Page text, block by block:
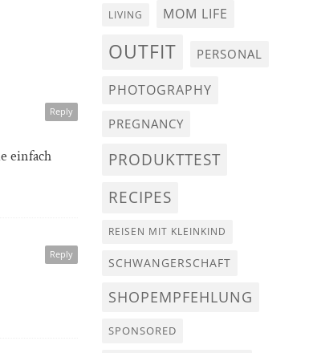
Reply
einfach
Reply
LIVING MOM LIFE
OUTFIT PERSONAL
PHOTOGRAPHY
PREGNANCY
PRODUKTTEST
RECIPES
REISEN MIT KLEINKIND
SCHWANGERSCHAFT
SHOPEMPFEHLUNG
SPONSORED